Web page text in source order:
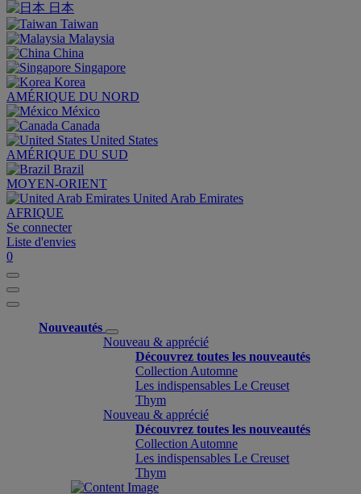
日本
Taiwan
Malaysia
China
Singapore
Korea
AMÉRIQUE DU NORD
México
Canada
United States
AMÉRIQUE DU SUD
Brazil
MOYEN-ORIENT
United Arab Emirates
AFRIQUE
Se connecter
Liste d'envies
0
Nouveautés
Nouveau & apprécié
Découvrez toutes les nouveautés
Collection Automne
Les indispensables Le Creuset
Thym
Nouveau & apprécié
Découvrez toutes les nouveautés
Collection Automne
Les indispensables Le Creuset
Thym